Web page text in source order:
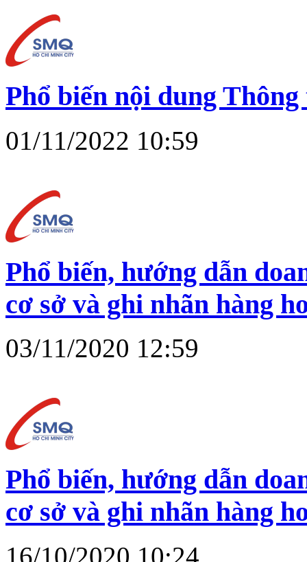
Phổ biến nội dung
01/11/2022 10:59
Phổ biến, hướng dẫn
cơ sở và ghi nhãn hàng
03/11/2020 12:59
Phổ biến, hướng dẫn
cơ sở và ghi nhãn hàng
16/10/2020 10:24